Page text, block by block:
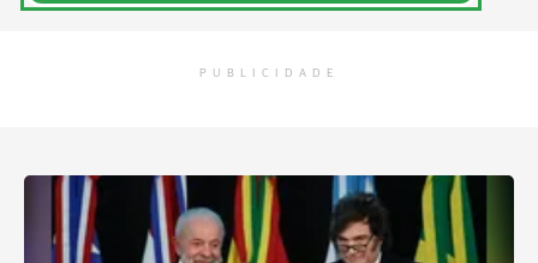
PUBLICIDADE